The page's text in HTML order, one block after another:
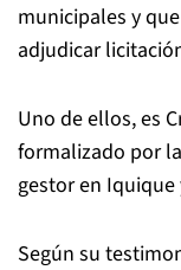
municipales y
adjudicar
Uno de ellos, es
formalizado por
gestor en Iquique
Según su